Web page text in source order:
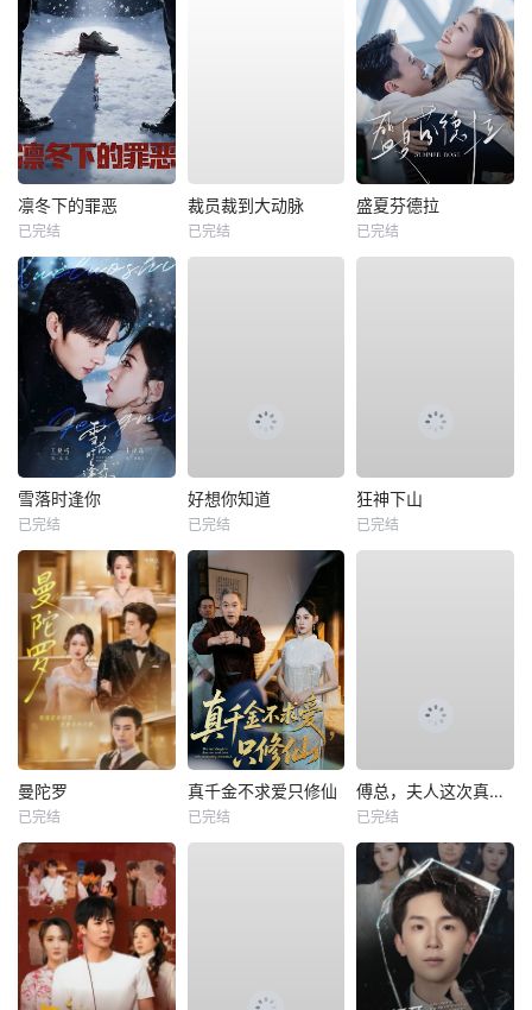
凛冬下的罪恶
已完结
裁员裁到大动脉
已完结
盛夏芬德拉
已完结
雪落时逢你
已完结
好想你知道
已完结
狂神下山
已完结
曼陀罗
已完结
真千金不求爱只修仙
已完结
傅总，夫人这次真的死了
已完结